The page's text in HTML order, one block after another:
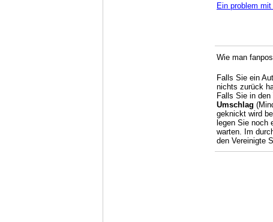
Ein problem
Wie man
Falls Sie ein
nichts zurück
Falls Sie in den
Umschlag
geknickt wird
legen Sie noch
warten. Im
den Vereinigte